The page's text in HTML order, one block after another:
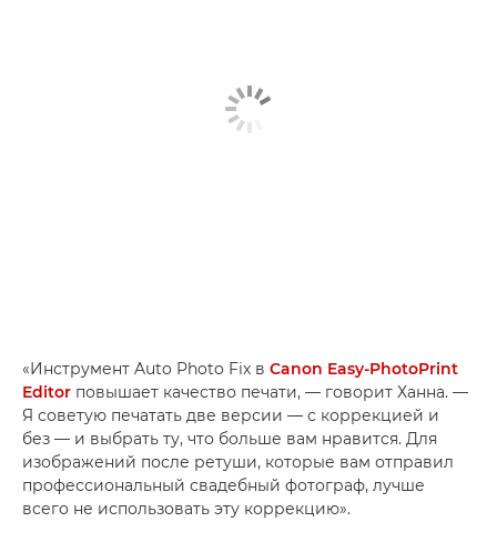
«Инструмент Auto Photo Fix в Canon Easy-PhotoPrint
Editor повышает качество печати, — говорит Ханна. —
Я советую печатать две версии — с коррекцией и
без — и выбрать ту, что больше вам нравится. Для
изображений после ретуши, которые вам отправил
профессиональный свадебный фотограф, лучше
всего не использовать эту коррекцию».